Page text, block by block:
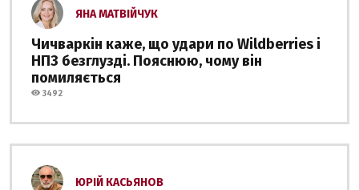
ЯНА МАТВІЙЧУК
Чичваркін каже, що удари по Wildberries і
НПЗ безглузді. Пояснюю, чому він
помиляється
3492
ЮРІЙ КАСЬЯНОВ